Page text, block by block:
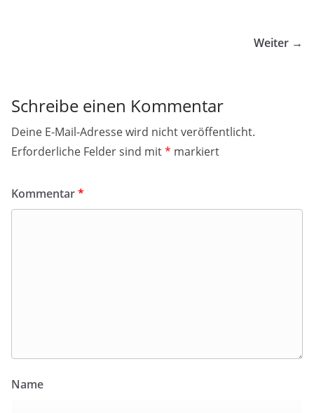
Weiter →
Schreibe einen Kommentar
Deine E-Mail-Adresse wird nicht veröffentlicht.
Erforderliche Felder sind mit* markiert
Kommentar*
Name